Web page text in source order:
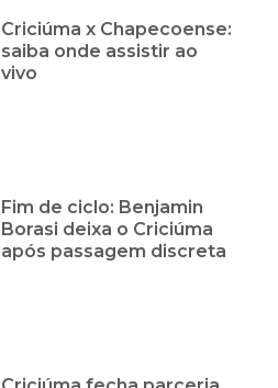
Criciúma x Chapecoense:
saiba onde assistir ao
vivo
Fim de ciclo: Benjamin
Borasi deixa o Criciúma
após passagem discreta